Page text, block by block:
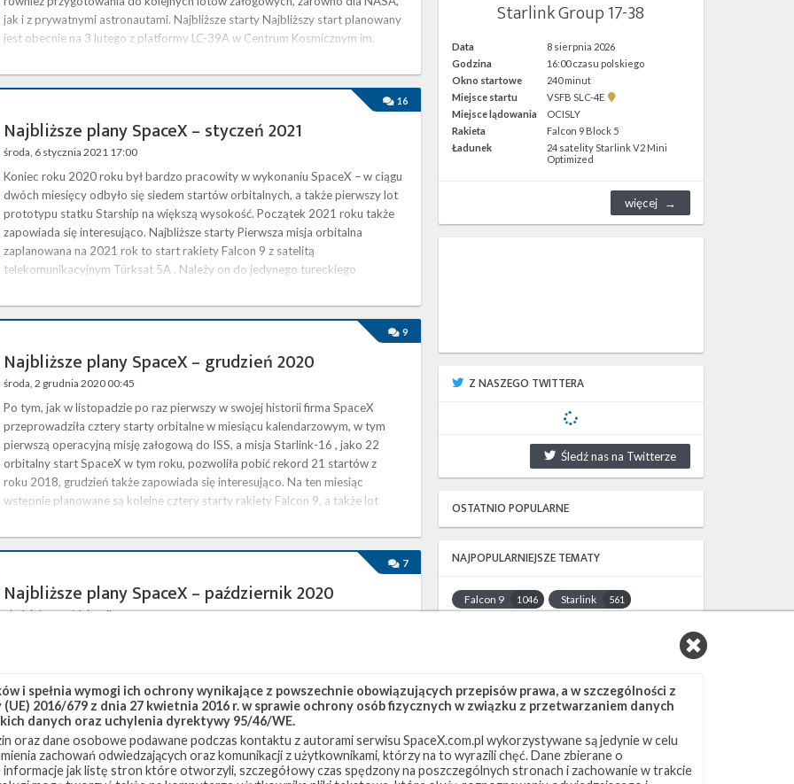
jak i z prywatnymi astronautami. Najbliższe starty Najbliższy start planowany
jest obecnie na 3 lutego z platformy LC-39A w Centrum Kosmicznym im.
16
Najbliższe plany SpaceX – styczeń 2021
środa, 6 stycznia 2021 17:00
Koniec roku 2020 roku był bardzo pracowity w wykonaniu SpaceX – w ciągu
dwóch miesięcy odbyło się siedem startów orbitalnych, a także pierwszy lot
prototypu statku Starship na większą wysokość. Początek 2021 roku także
zapowiada się interesująco. Najbliższe starty Pierwsza misja orbitalna
zaplanowana na 2021 rok to start rakiety Falcon 9 z satelitą
telekomunikacyjnym Türksat 5A . Należy on do jedynego tureckiego
9
Najbliższe plany SpaceX – grudzień 2020
środa, 2 grudnia 2020 00:45
Po tym, jak w listopadzie po raz pierwszy w swojej historii firma SpaceX
przeprowadziła cztery starty orbitalne w miesiącu kalendarzowym, w tym
pierwszą operacyjną misję załogową do ISS, a misja Starlink-16 , jako 22
orbitalny start SpaceX w tym roku, pozwoliła pobić rekord 21 startów z
roku 2018, grudzień także zapowiada się interesująco. Na ten miesiąc
wstępnie planowane są kolejne cztery starty rakiety Falcon 9, a także lot
7
Najbliższe plany SpaceX – październik 2020
niedziela, 4 października 2020 22:13
prototypu statku Starship na wysokość 15 kilometrów. Najbliższe starty
Najbliższy start, zaplanowany na 5 października na godzinę 13:51 czasu
polskiego (11:51 UTC) to trzynasta misja Starlink . Rakieta Falcon 9
wystartuje z platformy LC-39A w Centrum Kosmicznym im. Kennedy’ego
(KSC) …
Starlink Group 17-38
Data
8 sierpnia 2026
Godzina
16:00 czasu polskiego
Okno startowe
240 minut
Miejsce startu
VSFB SLC-4E
Pokaż
SLC-
4E w
Google
Miejsce lądowania
OCISLY
Rakieta
Falcon 9 Block 5
Ładunek
24 satelity Starlink V2 Mini
Optimized
więcej
Z NASZEGO TWITTERA
Śledź nas na Twitterze
OSTATNIO POPULARNE
NAJPOPULARNIEJSZE TEMATY
Falcon 9 1046 Starlink 561
JRTI 214 ASOG 181
Starship 107 Landing Zone 1 96
Loty załogowe 95 ISS 93
i spełnia wymogi ich ochrony wynikające z powszechnie obowiązujących przepisów prawa, a w szczególności z
2016/679 z dnia 27 kwietnia 2016 r. w sprawie ochrony osób fizycznych w związku z przetwarzaniem danych
danych oraz uchylenia dyrektywy 95/46/WE.
oraz dane osobowe podawane podczas kontaktu z autorami serwisu SpaceX.com.pl wykorzystywane są jedynie w celu
zachowań odwiedzających oraz komunikacji z użytkownikami, którzy na to wyrazili chęć. Dane zbierane o
jak listę stron które otworzyli, szczegółowy czas spędzony na poszczególnych stronach i zachowanie w trakcie